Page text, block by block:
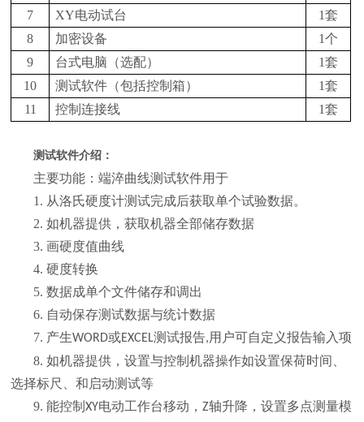
7
XY电动试台
1套
8
加密设备
1个
9
台式电脑（选配）
1套
10
测试软件（包括控制箱）
1套
11
控制连接线 1套
测试软件介绍：
主要功能：端淬曲线测试软件用于
1. 从洛氏硬度计测试完成后获取单个试验数据。
2. 如机器提供，获取机器全部储存数据
3. 画硬度值曲线
4. 硬度转换
5. 数据成单个文件储存和调出
6. 自动保存测试数据与统计数据
7. 产生WORD或EXCEL测试报告,用户可自定义报告输入项
8. 如机器提供，设置与控制机器操作如设置保荷时间、
选择标尺、和启动测试等
9. 能控制XY电动工作台移动，Z轴升降，设置多点测量模